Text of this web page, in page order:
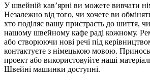
У швейній кав’ярні ви можете вивчати
Незалежно від того, чи хочете ви
хто поділяє вашу пристрасть до шиття,
нашому швейному кафе раді кожному.
або створюючи нові речі під
контактуєте з німецькою мовою.
проект або використовуйте наші
Швейні машинки доступні.